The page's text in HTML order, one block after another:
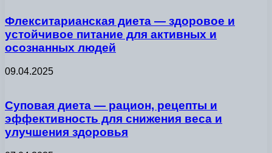
Флекситарианская диета — здоровое и
устойчивое питание для активных и
осознанных людей
09.04.2025
Суповая диета — рацион, рецепты и
эффективность для снижения веса и
улучшения здоровья